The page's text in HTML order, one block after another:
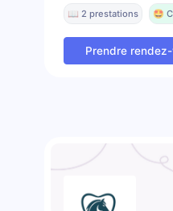
📖 2 prestations 🤩
Prendre